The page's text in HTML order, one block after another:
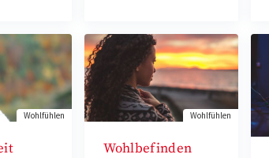
Wohlfühlen Wohlfühlen
Wohlbefinden